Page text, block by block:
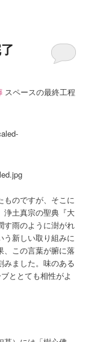
スペースの最終工程
ものですが、そこに
浄土真宗の聖典『大
す雨のように澍がれ
う新しい取り組みに
、この言葉が腑に落
みました。味のある
ととても相性がよ